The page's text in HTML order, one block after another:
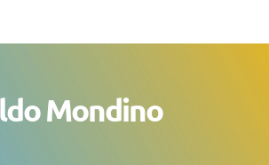
Mondino